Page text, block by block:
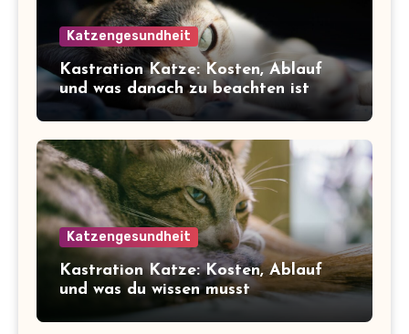
Katzengesundheit
Kastration Katze: Kosten, Ablauf
und was danach zu beachten ist
Katzengesundheit
Kastration Katze: Kosten, Ablauf
und was du wissen musst